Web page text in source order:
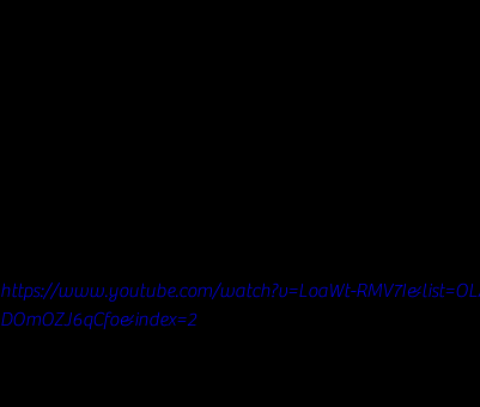
https://www.youtube.com/watch?v=LoaWt-
DOmOZJ6qCfo&index=2